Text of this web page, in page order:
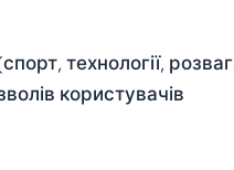
технології,
користувачів